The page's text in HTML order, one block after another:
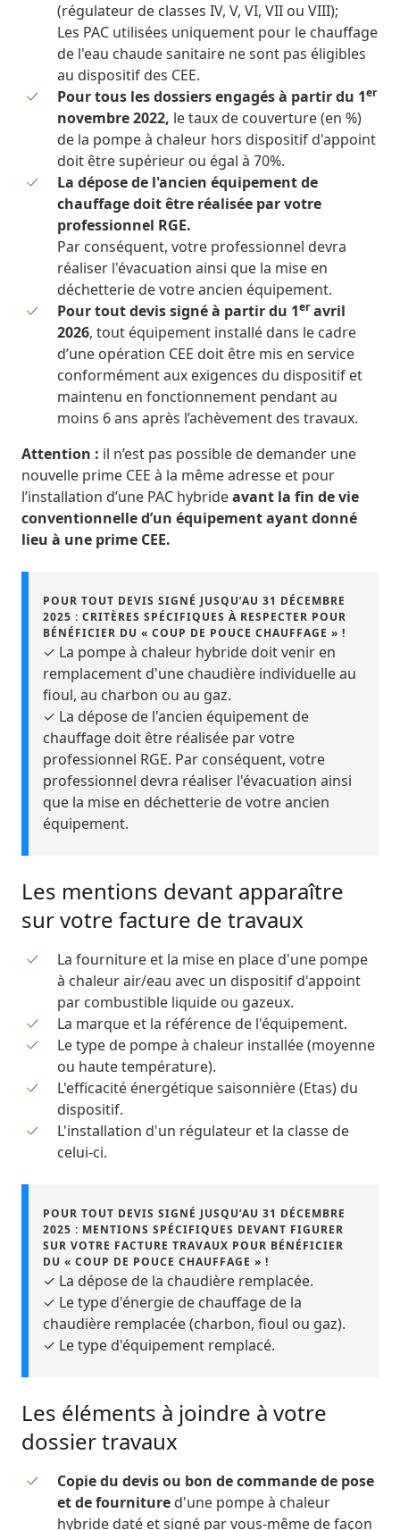
(régulateur de classes IV, V, VI, VII ou VIII);
Les PAC utilisées uniquement pour le chauffage
de l'eau chaude sanitaire ne sont pas éligibles
au dispositif des CEE.
Pour tous les dossiers engagés à partir du 1er
novembre 2022, le taux de couverture (en %)
de la pompe à chaleur hors dispositif d'appoint
doit être supérieur ou égal à 70%.
La dépose de l'ancien équipement de
chauffage doit être réalisée par votre
professionnel RGE.
Par conséquent, votre professionnel devra
réaliser l'évacuation ainsi que la mise en
déchetterie de votre ancien équipement.
Pour tout devis signé à partir du 1eravril
2026, tout équipement installé dans le cadre
d’une opération CEE doit être mis en service
conformément aux exigences du dispositif et
maintenu en fonctionnement pendant au
moins 6 ans après l’achèvement des travaux.
Attention : il n’est pas possible de demander une
nouvelle prime CEE à la même adresse et pour
l’installation d’une PAC hybrideavant la fin de vie
conventionnelle d’un équipement ayant donné
lieu à une prime CEE.
POUR TOUT DEVIS SIGNÉ JUSQU’AU 31 DÉCEMBRE
2025 : CRITÈRES SPÉCIFIQUES À RESPECTER POUR
BÉNÉFICIER DU « COUP DE POUCE CHAUFFAGE » !
✓ La pompe à chaleur hybride doit venir en
remplacement d'une chaudière individuelle au
fioul, au charbon ou au gaz.
✓ La dépose de l'ancien équipement de
chauffage doit être réalisée par votre
professionnel RGE. Par conséquent, votre
professionnel devra réaliser l'évacuation ainsi
que la mise en déchetterie de votre ancien
équipement.
Les mentions devant apparaître
sur votre facture de travaux
La fourniture et la mise en place d'une pompe
à chaleur air/eau avec un dispositif d'appoint
par combustible liquide ou gazeux.
La marque et la référence de l'équipement.
Le type de pompe à chaleur installée (moyenne
ou haute température).
L'efficacité énergétique saisonnière (Etas) du
dispositif.
L'installation d'un régulateur et la classe de
celui-ci.
POUR TOUT DEVIS SIGNÉ JUSQU’AU 31 DÉCEMBRE
2025 : MENTIONS SPÉCIFIQUES DEVANT FIGURER
SUR VOTRE FACTURE TRAVAUX POUR BÉNÉFICIER
DU « COUP DE POUCE CHAUFFAGE » !
✓ La dépose de la chaudière remplacée.
✓ Le type d'énergie de chauffage de la
chaudière remplacée (charbon, fioul ou gaz).
✓ Le type d'équipement remplacé.
Les éléments à joindre à votre
dossier travaux
Copie du devis ou bon de commande de pose
et de fourniture d'une pompe à chaleur
hybride daté et signé par vous-même de façon